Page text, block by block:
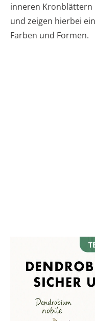
inneren Kronblättern
und zeigen hierbei
Farben und Formen.